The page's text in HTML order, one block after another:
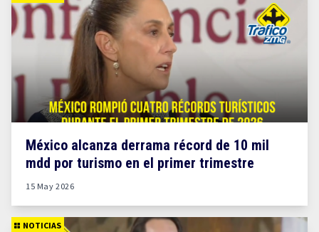
México alcanza derrama récord de 10 mil
mdd por turismo en el primer trimestre
15 May 2026
NOTICIAS